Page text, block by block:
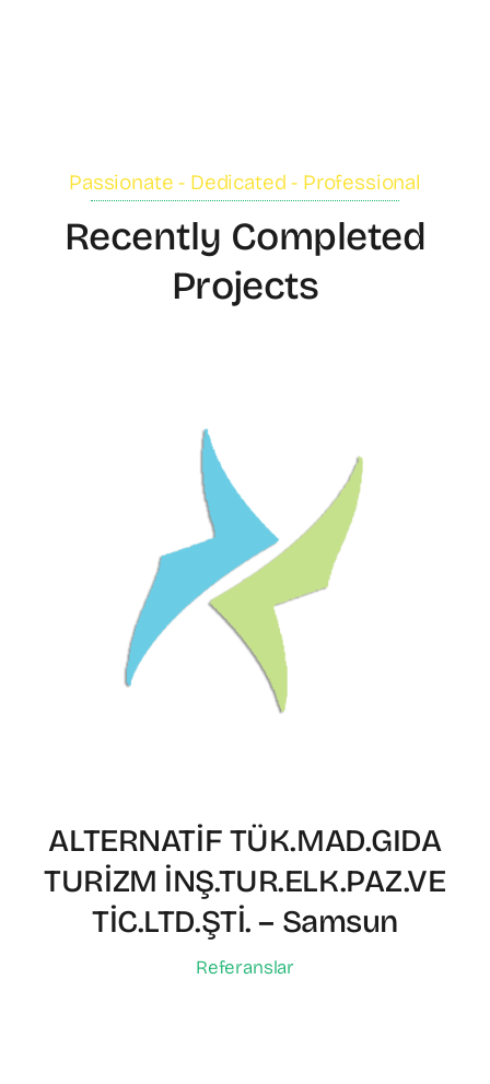
Passionate - Dedicated - Professional
Recently Completed
Projects
ALTERNATİF TÜK.MAD.GIDA
TURİZM İNŞ.TUR.ELK.PAZ.VE
TİC.LTD.ŞTİ. – Samsun
Referanslar